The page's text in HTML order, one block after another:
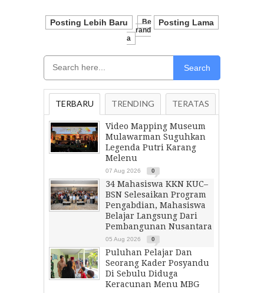
Posting Lebih Baru Posting Lama
Be
Rand
A
Search
TERBARU TRENDING TERATAS
Video Mapping Museum
Mulawarman Suguhkan
Legenda Putri Karang
Melenu
07 Aug 2026 0
34 Mahasiswa KKN KUC–
BSN Selesaikan Program
Pengabdian, Mahasiswa
Belajar Langsung Dari
Pembangunan Nusantara
05 Aug 2026 0
Puluhan Pelajar Dan
Seorang Kader Posyandu
Di Sebulu Diduga
Keracunan Menu MBG